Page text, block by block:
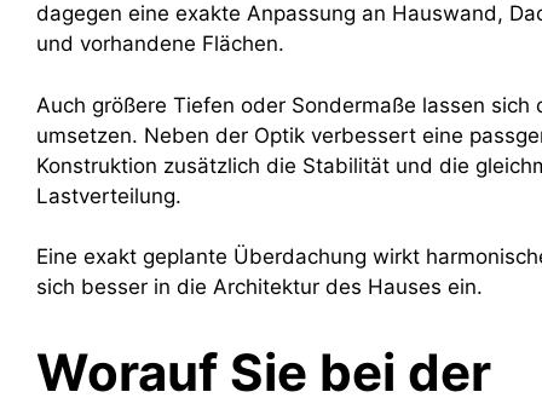
dagegen eine exakte Anpassung an Hauswand,
und vorhandene Flächen.
Auch größere Tiefen oder Sondermaße lassen sich
umsetzen. Neben der Optik verbessert eine
Konstruktion zusätzlich die Stabilität und die
Lastverteilung.
Eine exakt geplante Überdachung wirkt
sich besser in die Architektur des Hauses ein.
Worauf Sie bei der